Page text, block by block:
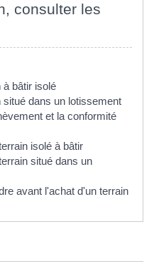
consulter les
à bâtir isolé
dans un lotissement
et la conformité
isolé à bâtir
situé dans un
avant l'achat d'un terrain